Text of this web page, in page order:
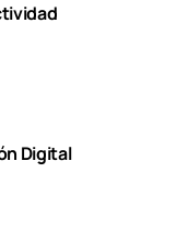
Digital